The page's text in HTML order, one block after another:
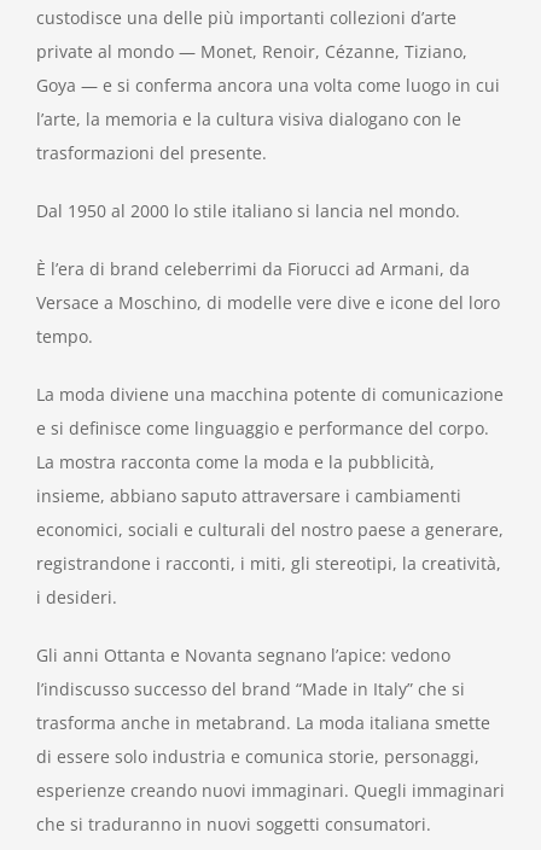
custodisce una delle più importanti collezioni d’arte
private al mondo — Monet, Renoir, Cézanne, Tiziano,
Goya — e si conferma ancora una volta come luogo in cui
l’arte, la memoria e la cultura visiva dialogano con le
trasformazioni del presente.
Dal 1950 al 2000 lo stile italiano si lancia nel mondo.
È l’era di brand celeberrimi da Fiorucci ad Armani, da
Versace a Moschino, di modelle vere dive e icone del loro
tempo.
La moda diviene una macchina potente di comunicazione
e si definisce come linguaggio e performance del corpo.
La mostra racconta come la moda e la pubblicità,
insieme, abbiano saputo attraversare i cambiamenti
economici, sociali e culturali del nostro paese a generare,
registrandone i racconti, i miti, gli stereotipi, la creatività,
i desideri.
Gli anni Ottanta e Novanta segnano l’apice: vedono
l’indiscusso successo del brand “Made in Italy” che si
trasforma anche in metabrand. La moda italiana smette
di essere solo industria e comunica storie, personaggi,
esperienze creando nuovi immaginari. Quegli immaginari
che si traduranno in nuovi soggetti consumatori.